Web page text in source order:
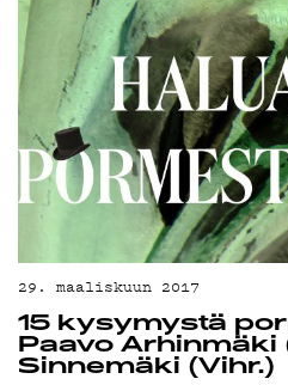
KIRJAUDU SISÄÄN
29. maaliskuun 2017
15 kysymystä
Paavo Arhinmäki
Sinnemäki (Vihr.)